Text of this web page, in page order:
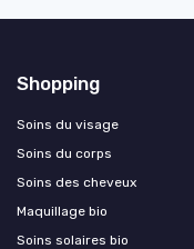
Shopping
Soins du visage
Soins du corps
Soins des cheveux
Maquillage bio
Soins solaires bio